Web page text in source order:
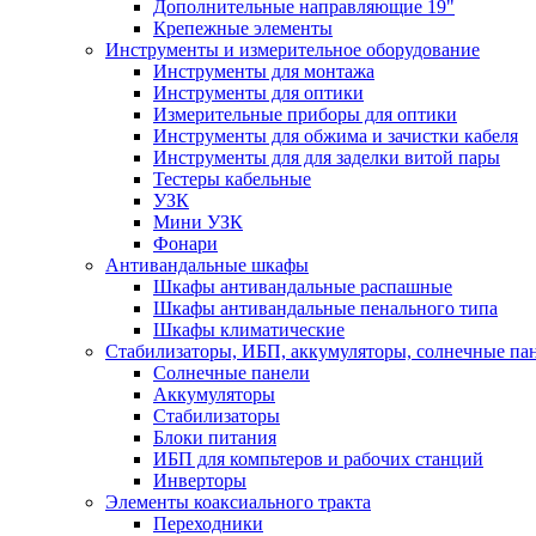
Дополнительные направляющие 19"
Крепежные элементы
Инструменты и измерительное оборудование
Инструменты для монтажа
Инструменты для оптики
Измерительные приборы для оптики
Инструменты для обжима и зачистки кабеля
Инструменты для для заделки витой пары
Тестеры кабельные
УЗК
Мини УЗК
Фонари
Антивандальные шкафы
Шкафы антивандальные распашные
Шкафы антивандальные пенального типа
Шкафы климатические
Стабилизаторы, ИБП, аккумуляторы, солнечные
Солнечные панели
Аккумуляторы
Стабилизаторы
Блоки питания
ИБП для компьтеров и рабочих станций
Инверторы
Элементы коаксиального тракта
Переходники